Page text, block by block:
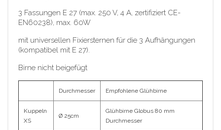
3 Fassungen E 27 (max. 250 V, 4 A, zertifiziert CE-
EN60238), max. 60W
mit universellen Fixiersternen für die 3 Aufhängungen
(kompatibel mit E 27).
Birne nicht beigefügt
Durchmesser Empfohlene Glühbirne
Kuppeln
XS
Ø 25cm
Glühbirne Globus 80 mm
Durchmesser